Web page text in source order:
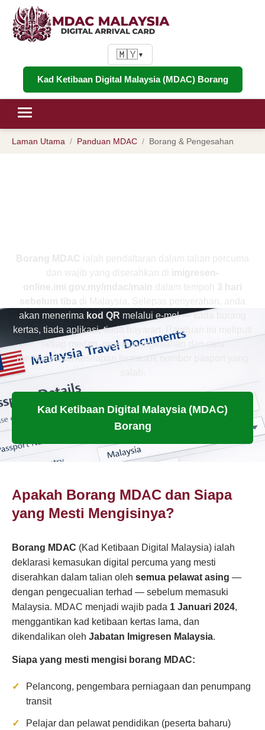
🇲🇾▼
Kad Ketibaan Digital Malaysia (MDAC) Borang
Laman Utama Panduan MDAC Borang & Pengesahan
akan menerima kod QR melalui e-mel — tiada borang
kertas, tiada aplikasi, tiada bayaran. Panduan ini meliputi
setiap medan, proses pengesahan dan cara
membetulkan kesilapan termasuk nombor pasport yang
Kad Ketibaan Digital Malaysia (MDAC)
Borang
Apakah Borang MDAC dan Siapa
yang Mesti Mengisinya?
Borang MDAC (Kad Ketibaan Digital Malaysia) ialah
deklarasi kemasukan digital percuma yang mesti
diserahkan dalam talian oleh semua pelawat asing —
dengan pengecualian terhad — sebelum memasuki
Malaysia. MDAC menjadi wajib pada 1 Januari 2024,
menggantikan kad ketibaan kertas lama, dan
dikendalikan oleh Jabatan Imigresen Malaysia.
Siapa yang mesti mengisi borang MDAC:
Pelancong, pengembara perniagaan dan penumpang
transit
Pelajar dan pelawat pendidikan (peserta baharu)